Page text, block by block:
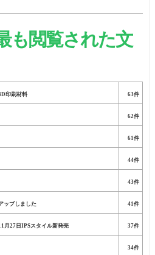
も閲覧された文
印刷材料 63件
62件
61件
44件
43件
ップしました 41件
月27日IPSスタイル新発売 37件
34件